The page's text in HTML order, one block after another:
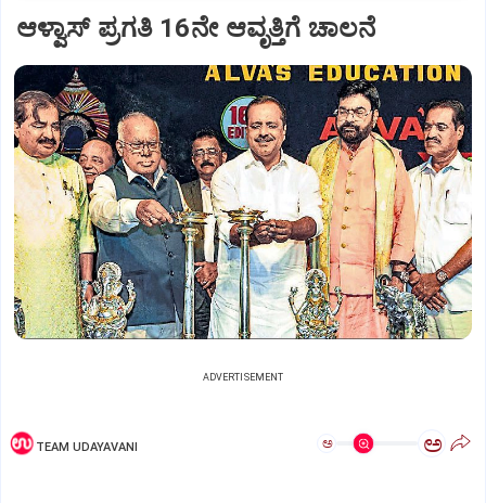
ಆಳ್ವಾಸ್‌ ಪ್ರಗತಿ 16ನೇ ಆವೃತ್ತಿಗೆ ಚಾಲನೆ
ADVERTISEMENT
TEAM UDAYAVANI ಅ ಅ